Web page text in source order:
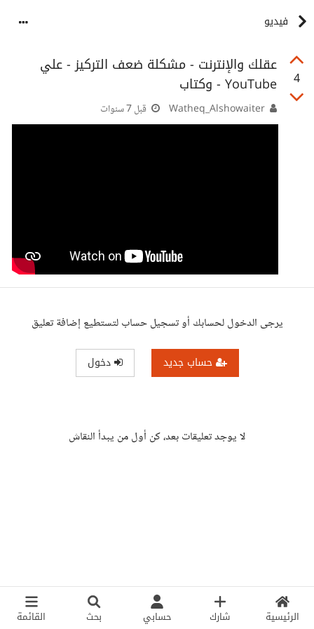
الرئيسية شارك حسابي بحث القائمة
فيديو
4
‫عقلك والإنترنت - مشكلة ضعف التركيز - علي
وكتاب‬‎ - YouTube
قبل 7 سنوات
يرجى الدخول لحسابك أو تسجيل حساب لتستطيع إضافة تعليق
حساب جديد دخول
لا يوجد تعليقات بعد، كن أول من يبدأ النقاش